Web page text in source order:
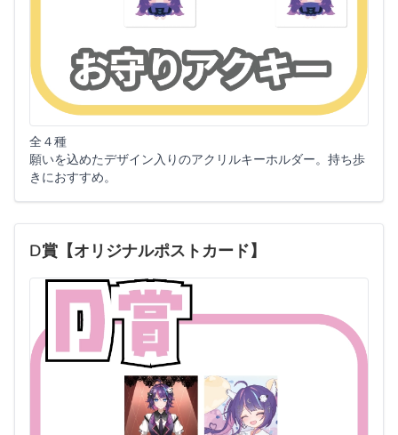
全４種
願いを込めたデザイン入りのアクリルキーホルダー。持ち歩
きにおすすめ。
D賞【オリジナルポストカード】